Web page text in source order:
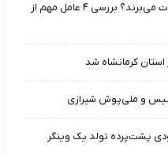
چرا برخی زنان از رابطه جنسی کمتر لذت می‌برند؟ بررسی ۴ عامل مهم از
کرمانشاه شد
و ملی‌پوش شیرازی
پشت‌پرده تولد یک وینگر